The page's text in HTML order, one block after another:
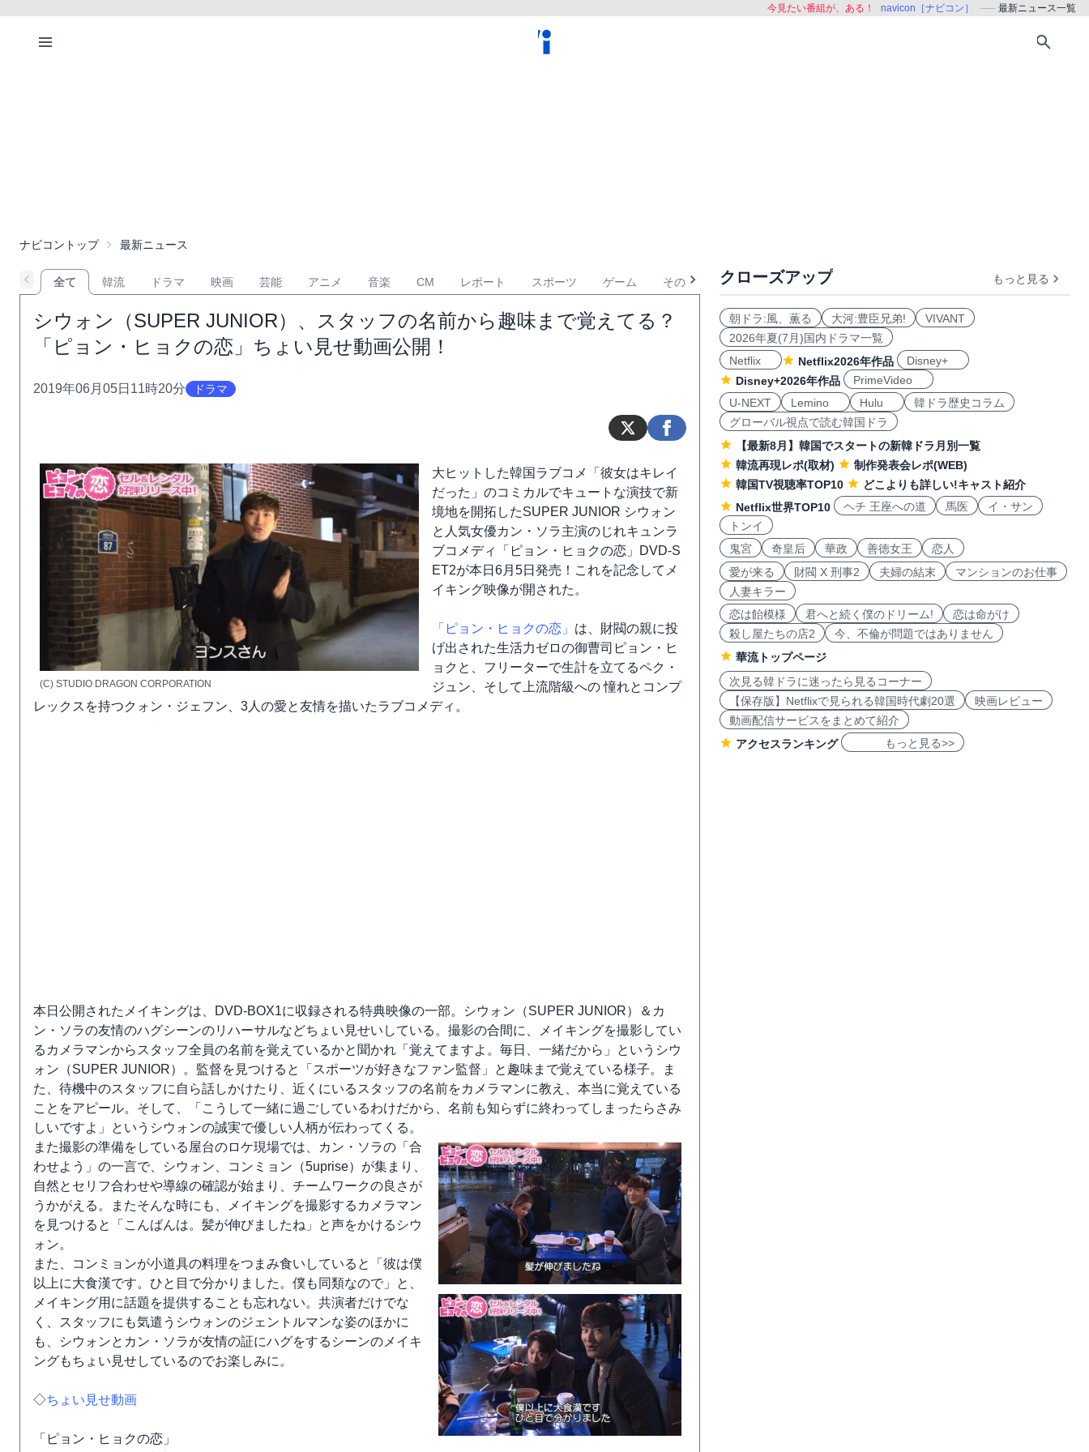
今見たい番組が、ある！ navicon［ナビコン］ 最新ニュース一覧
ナビコントップ 最新ニュース
全て 韓流 ドラマ 映画 芸能 アニメ 音楽 CM レポート スポーツ ゲーム その他
シウォン（SUPER JUNIOR）、スタッフの名前から趣味まで覚えてる？
「ピョン・ヒョクの恋」ちょい見せ動画公開！
2019年06月05日11時20分 ドラマ
(C) STUDIO DRAGON CORPORATION
大ヒットした韓国ラブコメ「彼女はキレイ
だった」のコミカルでキュートな演技で新
境地を開拓したSUPER JUNIOR シウォン
と人気女優カン・ソラ主演のじれキュンラ
ブコメディ「ピョン・ヒョクの恋」DVD-S
ET2が本日6月5日発売！これを記念してメ
イキング映像が開された。
「ピョン・ヒョクの恋」 は、財閥の親に投
げ出された生活力ゼロの御曹司ピョン・ヒ
ョクと、フリーターで生計を立てるペク・
ジュン、そして上流階級への 憧れとコンプ
レックスを持つクォン・ジェフン、3人の愛と友情を描いたラブコメディ。
本日公開されたメイキングは、DVD-BOX1に収録される特典映像の一部。シウォン（SUPER JUNIOR）＆カ
ン・ソラの友情のハグシーンのリハーサルなどちょい見せいしている。撮影の合間に、メイキングを撮影してい
るカメラマンからスタッフ全員の名前を覚えているかと聞かれ「覚えてますよ。毎日、一緒だから」というシウ
ォン（SUPER JUNIOR）。監督を見つけると「スポーツが好きなファン監督」と趣味まで覚えている様子。ま
た、待機中のスタッフに自ら話しかけたり、近くにいるスタッフの名前をカメラマンに教え、本当に覚えている
ことをアピール。そして、「こうして一緒に過ごしているわけだから、名前も知らずに終わってしまったらさみ
しいですよ」というシウォンの誠実で優しい人柄が伝わってくる。
また撮影の準備をしている屋台のロケ現場では、カン・ソラの「合
わせよう」の一言で、シウォン、コンミョン（5uprise）が集まり、
自然とセリフ合わせや導線の確認が始まり、チームワークの良さが
うかがえる。またそんな時にも、メイキングを撮影するカメラマン
を見つけると「こんばんは。髪が伸びましたね」と声をかけるシウ
ォン。
また、コンミョンが小道具の料理をつまみ食いしていると「彼は僕
以上に大食漢です。ひと目で分かりました。僕も同類なので」と、
メイキング用に話題を提供することも忘れない。共演者だけでな
く、スタッフにも気遣うシウォンのジェントルマンな姿のほかに
も、シウォンとカン・ソラが友情の証にハグをするシーンのメイキ
ングもちょい見せしているのでお楽しみに。
◇ちょい見せ動画
「ピョン・ヒョクの恋」
クローズアップ もっと見る
朝ドラ:風、薫る 大河:豊臣兄弟!
VIVANT
2026年夏(7月)国内ドラマ一覧
Netflix
Netflix2026年作品
Disney+
Disney+2026年作品
PrimeVideo
U-NEXT
Lemino Hulu
韓ドラ歴史コラム
グローバル視点で読む韓国ドラ
【最新8月】韓国でスタートの新韓ドラ月別一覧
韓流再現レポ(取材)
制作発表会レポ(WEB)
韓国TV視聴率TOP10
どこよりも詳しい!キャスト紹介
Netflix世界TOP10
ヘチ 王座への道 馬医
イ・サン
トンイ
鬼宮
奇皇后 華政 善徳女王
恋人
愛が来る
財閥 X 刑事2 夫婦の結末
マンションのお仕事
人妻キラー
恋は飴模様
君へと続く僕のドリーム!
恋は命がけ
殺し屋たちの店2
今、不倫が問題ではありません
華流トップページ
次見る韓ドラに迷ったら見るコーナー
【保存版】Netflixで見られる韓国時代劇20選
映画レビュー
動画配信サービスをまとめて紹介
アクセスランキング
もっと見る>>